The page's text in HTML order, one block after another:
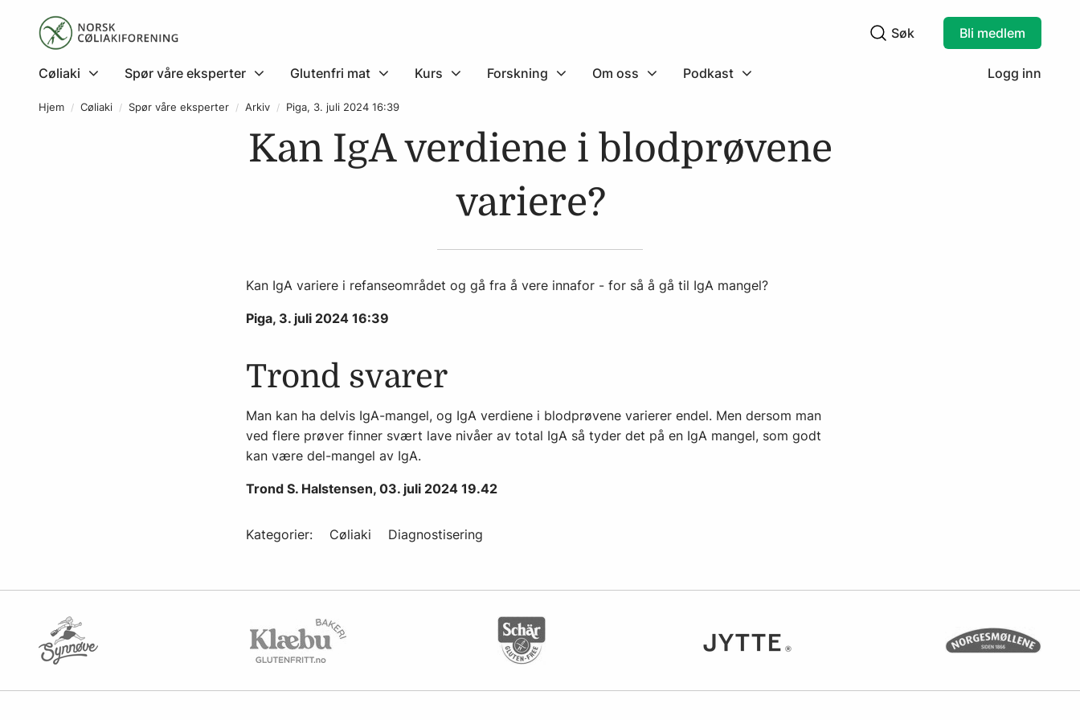
Cøliaki Spør våre eksperter Glutenfri mat Kurs Forskning Om oss Podkast
Søkefelt
Søk Bli medlem
Logg inn
Hjem Cøliaki Spør våre eksperter Arkiv Piga, 3. juli 2024 16:39
Kan IgA verdiene i blodprøvene
variere?
Kan IgA variere i refanseområdet og gå fra å vere innafor - for så å gå til IgA mangel?
Piga, 3. juli 2024 16:39
Trond svarer
Man kan ha delvis IgA-mangel, og IgA verdiene i blodprøvene varierer endel. Men dersom man
ved flere prøver finner svært lave nivåer av total IgA så tyder det på en IgA mangel, som godt
kan være del-mangel av IgA.
Trond S. Halstensen, 03. juli 2024 19.42
Kategorier: Cøliaki Diagnostisering